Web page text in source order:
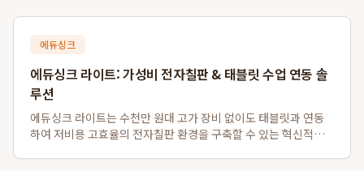
에듀싱크
에듀싱크 라이트: 가성비 전자칠판 & 태블릿 수업 연동 솔
루션
에듀싱크 라이트는 수천만 원대 고가 장비 없이도 태블릿과 연동
하여 저비용 고효율의 전자칠판 환경을 구축할 수 있는 혁신적인